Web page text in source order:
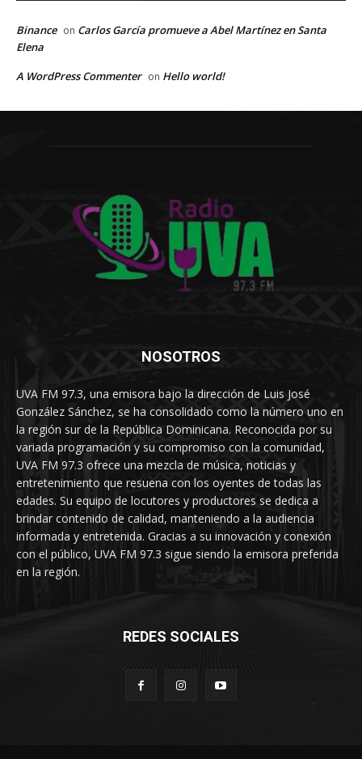
Binance on Carlos García promueve a Abel Martínez en Santa
Elena
A WordPress Commenter on Hello world!
NOSOTROS
UVA FM 97.3, una emisora bajo la dirección de Luis José
González Sánchez, se ha consolidado como la número uno en
la región sur de la República Dominicana. Reconocida por su
variada programación y su compromiso con la comunidad,
UVA FM 97.3 ofrece una mezcla de música, noticias y
entretenimiento que resuena con los oyentes de todas las
edades. Su equipo de locutores y productores se dedica a
brindar contenido de calidad, manteniendo a la audiencia
informada y entretenida. Gracias a su innovación y conexión
con el público, UVA FM 97.3 sigue siendo la emisora preferida
en la región.
REDES SOCIALES